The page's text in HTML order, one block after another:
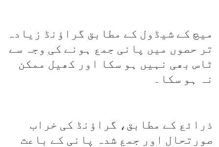
میچ کے شیڈول کے مطابق گراؤنڈ زیادہ
تر حصوں میں پانی جمع ہونے کی وجہ سے
ٹاس بھی نہیں ہو سکا اور کھیل ممکن
نہ ہو سکا۔
ذرائع کے مطابق، گراؤنڈ کی خراب
صورتحال اور جمع شدہ پانی کے باعث